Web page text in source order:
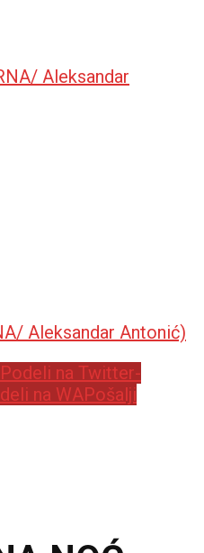
Aleksandar Antonić)
Podeli na Twitter-
na WAPošalji